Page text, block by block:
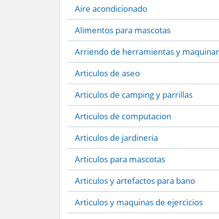
Aire acondicionado
Alimentos para mascotas
Arriendo de herramientas y
Articulos de aseo
Articulos de camping y parrillas
Articulos de computacion
Articulos de jardineria
Articulos para mascotas
Articulos y artefactos para bano
Articulos y maquinas de ejercicios